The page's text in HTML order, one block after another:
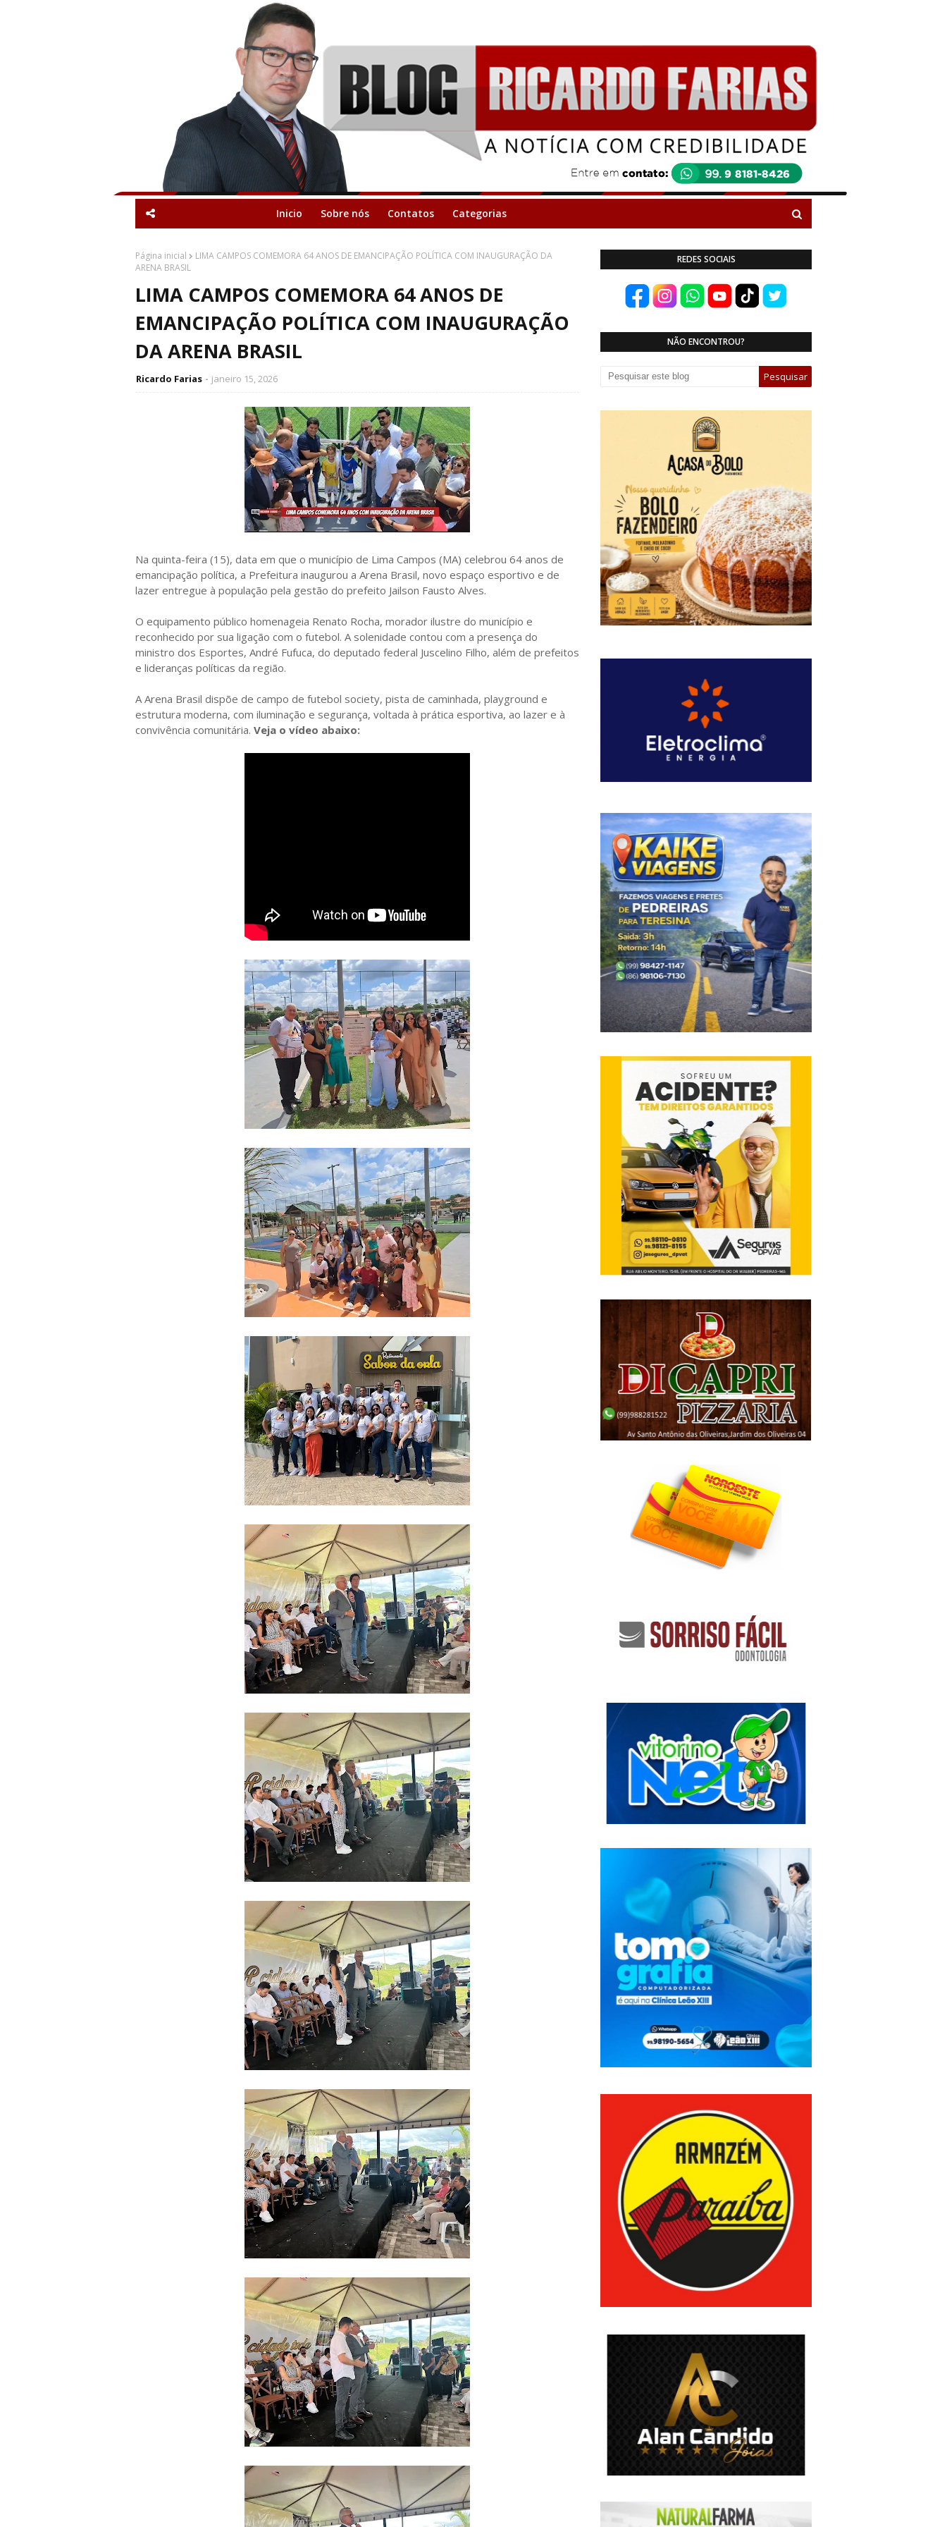
Inicio Sobre nós Contatos Categorias
Página inicial
LIMA CAMPOS COMEMORA 64 ANOS DE EMANCIPAÇÃO POLÍTICA COM INAUGURAÇÃO DA
ARENA BRASIL
LIMA CAMPOS COMEMORA 64 ANOS DE
EMANCIPAÇÃO POLÍTICA COM INAUGURAÇÃO
DA ARENA BRASIL
Ricardo Farias janeiro 15, 2026
Na quinta-feira (15), data em que o município de Lima Campos (MA) celebrou 64 anos de
emancipação política, a Prefeitura inaugurou a Arena Brasil, novo espaço esportivo e de
lazer entregue à população pela gestão do prefeito Jailson Fausto Alves.
O equipamento público homenageia Renato Rocha, morador ilustre do município e
reconhecido por sua ligação com o futebol. A solenidade contou com a presença do
ministro dos Esportes, André Fufuca, do deputado federal Juscelino Filho, além de prefeitos
e lideranças políticas da região.
A Arena Brasil dispõe de campo de futebol society, pista de caminhada, playground e
estrutura moderna, com iluminação e segurança, voltada à prática esportiva, ao lazer e à
convivência comunitária. Veja o vídeo abaixo:
REDES SOCIAIS
NÃO ENCONTROU?